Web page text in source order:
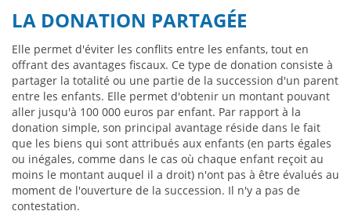
LA DONATION PARTAGÉE
Elle permet d'éviter les conflits entre les enfants, tout en
offrant des avantages fiscaux. Ce type de donation consiste à
partager la totalité ou une partie de la succession d'un parent
entre les enfants. Elle permet d'obtenir un montant pouvant
aller jusqu'à 100 000 euros par enfant. Par rapport à la
donation simple, son principal avantage réside dans le fait
que les biens qui sont attribués aux enfants (en parts égales
ou inégales, comme dans le cas où chaque enfant reçoit au
moins le montant auquel il a droit) n'ont pas à être évalués au
moment de l'ouverture de la succession. Il n'y a pas de
contestation.